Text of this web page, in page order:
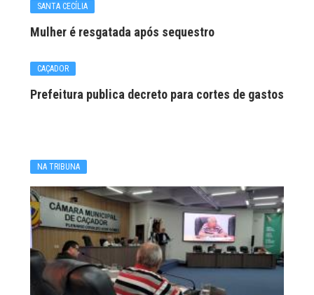
SANTA CECÍLIA
Mulher é resgatada após sequestro
CAÇADOR
Prefeitura publica decreto para cortes de gastos
NA TRIBUNA